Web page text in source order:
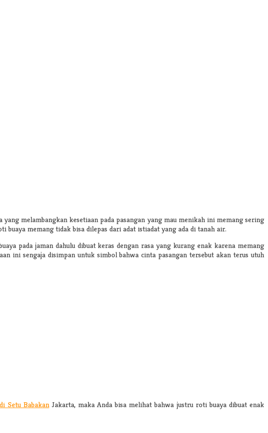
melambangkan kesetiaan pada pasangan yang mau menikah ini memang sering
memang tidak bisa dilepas dari adat istiadat yang ada di tanah air.
pada jaman dahulu dibuat keras dengan rasa yang kurang enak karena memang
ini sengaja disimpan untuk simbol bahwa cinta pasangan tersebut akan terus utuh
Setu BabakanJakarta, maka Anda bisa melihat bahwa justru roti buaya dibuat enak